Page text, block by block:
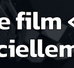
film